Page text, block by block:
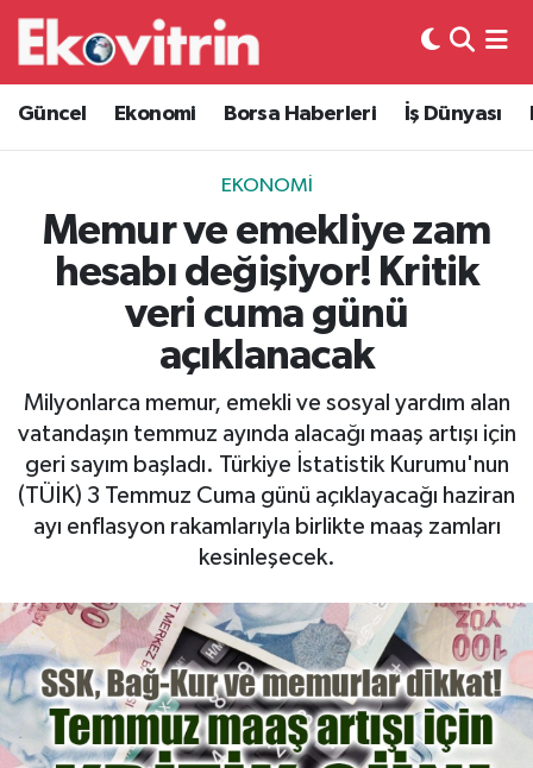
Güncel Ekonomi Borsa Haberleri İş Dünyası
EKONOMI
Memur ve emekliye zam
hesabı değişiyor! Kritik
veri cuma günü
açıklanacak
Milyonlarca memur, emekli ve sosyal yardım alan
vatandaşın temmuz ayında alacağı maaş artışı için
geri sayım başladı. Türkiye İstatistik Kurumu'nun
(TÜİK) 3 Temmuz Cuma günü açıklayacağı haziran
ayı enflasyon rakamlarıyla birlikte maaş zamları
kesinleşecek.
Güncel
Ekonomi
Borsa Haberleri
İş Dünyası
Lojistik
Otovitrin
Asayiş
Magazin
Spor
Eğitim
Hava Durumu
Trafik Durumu
Süper Lig Puan Durumu ve Fikstür
Tüm Manşetler
Son Dakika Haberleri
Haber Arşivi